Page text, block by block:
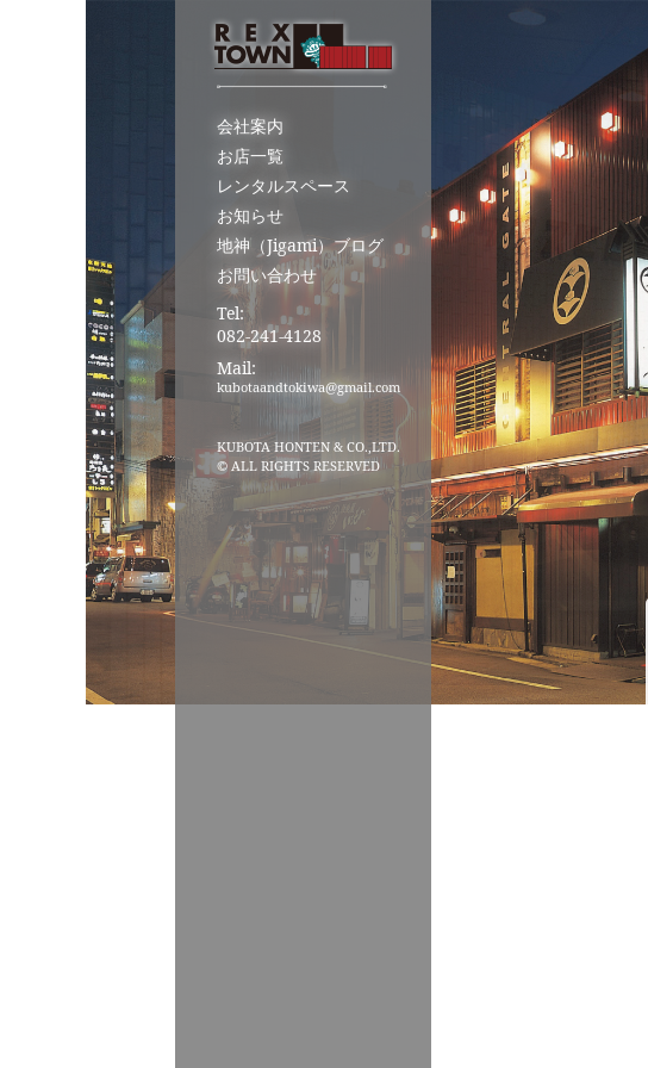
会社案内
お店一覧
レンタルスペース
お知らせ
地神（Jigami）ブログ
お問い合わせ
Tel:
082-241-4128
Mail:
kubotaandtokiwa@gmail.com
KUBOTA HONTEN & CO.,LTD.
© ALL RIGHTS RESERVED